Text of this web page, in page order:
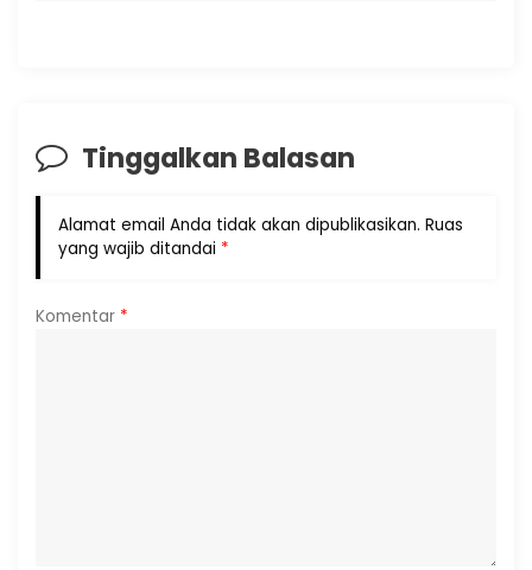
Tinggalkan Balasan
Alamat email Anda tidak akan dipublikasikan. Ruas
yang wajib ditandai *
Komentar *